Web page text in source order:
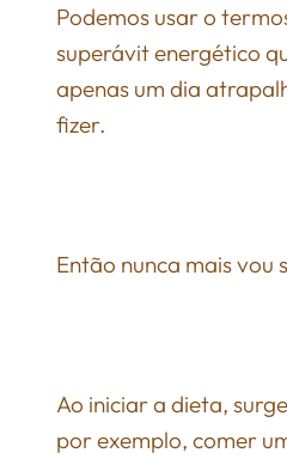
Podemos usar o
superávit energético
apenas um dia
fizer.
Então nunca mais vou
Ao iniciar a dieta,
por exemplo, comer